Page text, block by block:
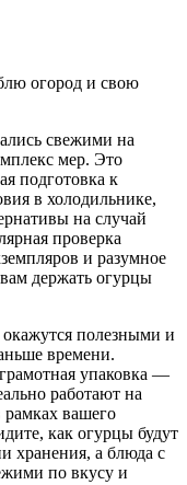
огород и свою
свежими на
мер. Это
подготовка к
в холодильнике,
на случай
проверка
и разумное
держать огурцы
полезными и
времени.
упаковка —
работают на
рамках вашего
как огурцы будут
хранения, а блюда с
по вкусу и